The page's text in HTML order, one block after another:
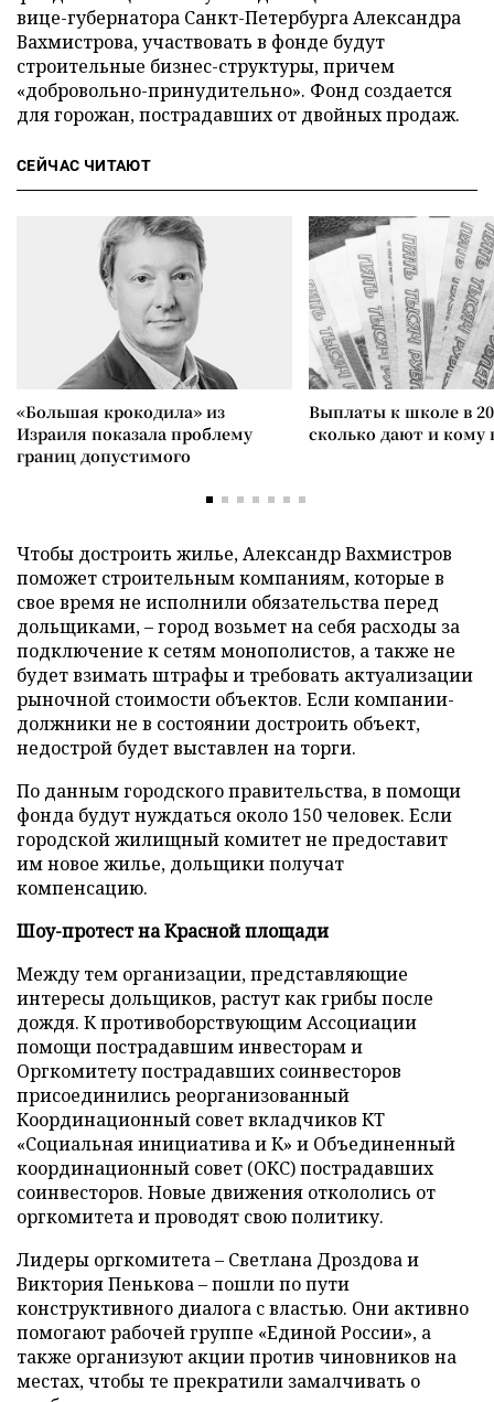
вице-губернатора Санкт-Петербурга Александра
Вахмистрова, участвовать в фонде будут
строительные бизнес-структуры, причем
«добровольно-принудительно». Фонд создается
для горожан, пострадавших от двойных продаж.
СЕЙЧАС ЧИТАЮТ
«Большая крокодила» из
Израиля показала проблему
границ допустимого
Выплаты к школе в
сколько дают и
Чтобы достроить жилье, Александр Вахмистров
поможет строительным компаниям, которые в
свое время не исполнили обязательства перед
дольщиками, – город возьмет на себя расходы за
подключение к сетям монополистов, а также не
будет взимать штрафы и требовать актуализации
рыночной стоимости объектов. Если компании-
должники не в состоянии достроить объект,
недострой будет выставлен на торги.
По данным городского правительства, в помощи
фонда будут нуждаться около 150 человек. Если
городской жилищный комитет не предоставит
им новое жилье, дольщики получат
компенсацию.
Шоу-протест на Красной площади
Между тем организации, представляющие
интересы дольщиков, растут как грибы после
дождя. К противоборствующим Ассоциации
помощи пострадавшим инвесторам и
Оргкомитету пострадавших соинвесторов
присоединились реорганизованный
Координационный совет вкладчиков КТ
«Социальная инициатива и К» и Объединенный
координационный совет (ОКС) пострадавших
соинвесторов. Новые движения откололись от
оргкомитета и проводят свою политику.
Лидеры оргкомитета – Светлана Дроздова и
Виктория Пенькова – пошли по пути
конструктивного диалога с властью. Они активно
помогают рабочей группе «Единой России», а
также организуют акции против чиновников на
местах, чтобы те прекратили замалчивать о